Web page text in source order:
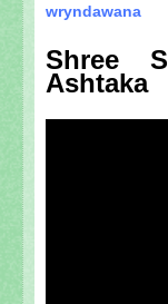
wryndawana
Shree
Ashtaka